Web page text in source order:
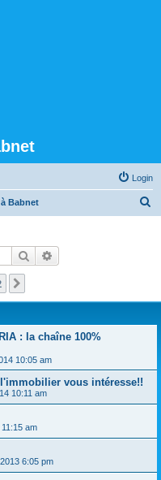
Login
Babnet
Search
: la chaîne 100%
10:05 am
vous intéresse!!
10:11 am
am
6:05 pm